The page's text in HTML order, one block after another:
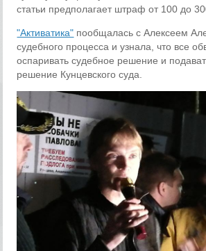
статьи предполагает штраф от 100 до
"Активатика" пообщалась с Алексеем
судебного процесса и узнала, что все
оспаривать судебное решение и
решение Кунцевского суда.